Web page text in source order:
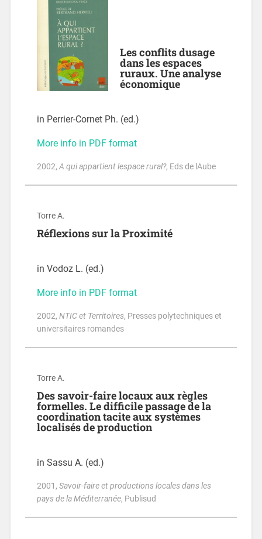
Les conflits dusage
dans les espaces
ruraux. Une analyse
économique
in Perrier-Cornet Ph. (ed.)
More info in PDF format
2002, A qui appartient lespace rural?, Eds de lAube
Torre A.
Réflexions sur la Proximité
in Vodoz L. (ed.)
More info in PDF format
2002, NTIC et Territoires, Presses polytechniques et
universitaires romandes
Torre A.
Des savoir-faire locaux aux règles
formelles. Le difficile passage de la
coordination tacite aux systèmes
localisés de production
in Sassu A. (ed.)
2001 , Savoir-faire et productions locales dans les
pays de la Méditerranée, Publisud